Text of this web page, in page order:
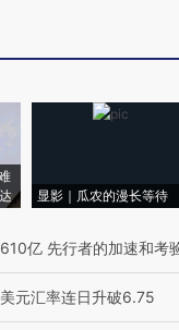
显影｜瓜农的漫长等待
亿 先行者的加速和考
元汇率连日升破6.75